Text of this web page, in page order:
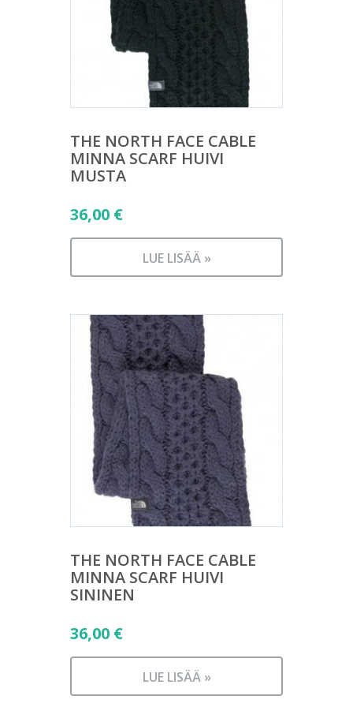
THE NORTH FACE CABLE
MINNA SCARF HUIVI
MUSTA
36,00 €
LUE LISÄÄ »
THE NORTH FACE CABLE
MINNA SCARF HUIVI
SININEN
36,00 €
LUE LISÄÄ »